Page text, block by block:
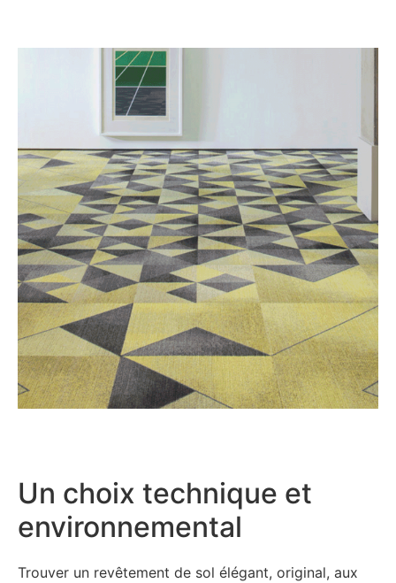
Un choix technique et
environnemental
Trouver un revêtement de sol élégant, original, aux